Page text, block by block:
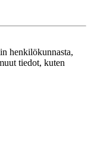
henkilökunnasta,
tiedot, kuten